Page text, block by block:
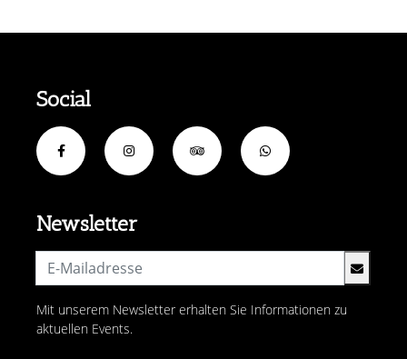
Newsletter
Mit unserem Newsletter erhalten Sie Informationen zu
aktuellen Events.
Social